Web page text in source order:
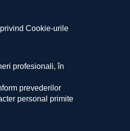
Cookie-urile
profesionali, în
prevederilor
personal primite